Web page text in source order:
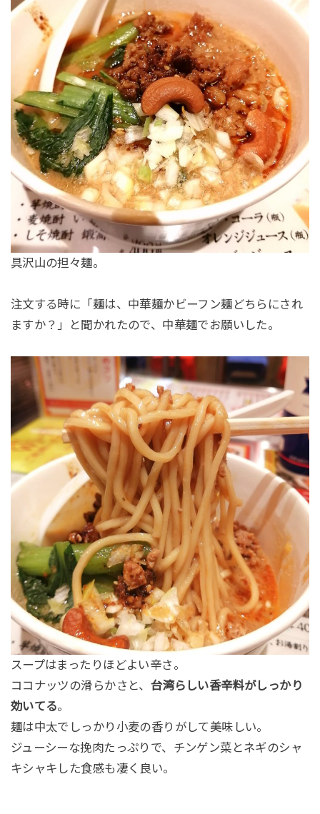
具沢山の担々麺。
注文する時に「麺は、中華麺かビーフン麺どちらにされ
ますか？」と聞かれたので、中華麺でお願いした。
スープはまったりほどよい辛さ。
ココナッツの滑らかさと、 台湾らしい香辛料がしっかり
効いてる。
麺は中太でしっかり小麦の香りがして美味しい。
ジューシーな挽肉たっぷりで、チンゲン菜とネギのシャ
キシャキした食感も凄く良い。